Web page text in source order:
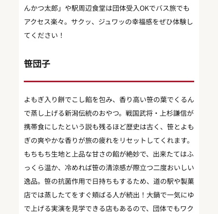
んかつ太郎」や駅周辺食堂は団体受入OKでバス旅でも
アクセス楽々。サクッ、ジュワッの幸福感をぜひ体験し
てください！
笹団子
よもぎ入り餅でこし餡を包み、香り高い笹の葉でくるん
で蒸し上げる新潟伝統のおやつ。戦国武将・上杉謙信が
携帯食にしたという説も残るほど歴史は古く、笹とよも
ぎの爽やかな香りが旅の疲れをリセットしてくれます。
もちもち生地と上品な甘さの餡が絶妙で、出来たてはふ
っくら温か、冷めれば笹の清涼感が際立つ二度おいしい
逸品。笹の抗菌作用で日持ちもするため、道の駅や製菓
店では蒸したてをすぐ頬ばる人が続出！大鍋で一気にゆ
で上げる実演を見学できる店もあるので、団体でもワク